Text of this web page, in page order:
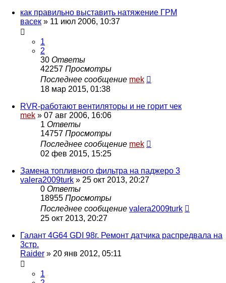
как правильно выставить натяжение ГРМ
васек » 11 июл 2006, 10:37
1
2
30 Ответы
42257 Просмотры
Последнее сообщение mek
18 мар 2015, 01:38
RVR-работают вентиляторы и не горит чек
mek » 07 авг 2006, 16:06
1 Ответы
14757 Просмотры
Последнее сообщение mek
02 фев 2015, 15:25
Замена топливного фильтра на паджеро 3
valera2009turk » 25 окт 2013, 20:27
0 Ответы
18955 Просмотры
Последнее сообщение valera2009turk
25 окт 2013, 20:27
Галант 4G64 GDI 98г. Ремонт датчика распредвала на
3стр.
Raider » 20 янв 2012, 05:11
1